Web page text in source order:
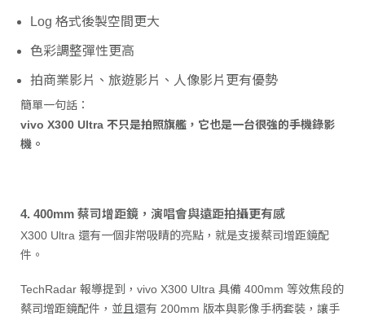
Log 格式後製空間更大
色彩調整彈性更高
拍商業影片、旅遊影片、人像影片更有優勢
簡單一句話：
vivo X300 Ultra 不只是拍照旗艦，它也是一台很強的手機錄影
機。
4. 400mm 蔡司增距鏡，演唱會與遠距拍攝更有感
X300 Ultra 還有一個非常吸睛的亮點，就是支援蔡司增距鏡配
件。
TechRadar 報導提到，vivo X300 Ultra 具備 400mm 等效焦段的
蔡司增距鏡配件，並且還有 200mm 版本與影像手柄套裝，讓手